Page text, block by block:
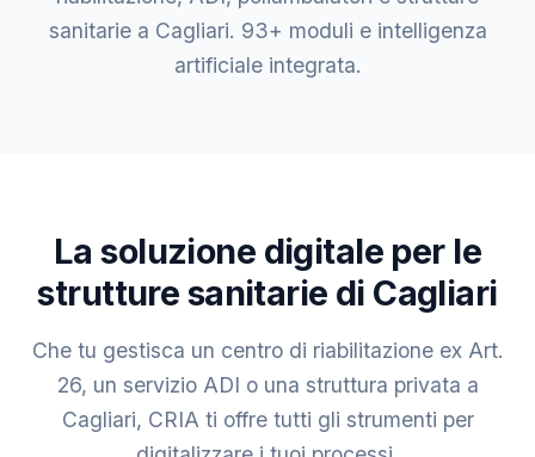
sanitarie a Cagliari. 93+ moduli e intelligenza
artificiale integrata.
La soluzione digitale per le
strutture sanitarie di Cagliari
Che tu gestisca un centro di riabilitazione ex Art.
26, un servizio ADI o una struttura privata a
Cagliari, CRIA ti offre tutti gli strumenti per